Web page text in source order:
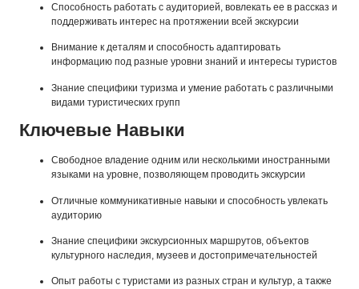
Способность работать с аудиторией, вовлекать ее в рассказ и
поддерживать интерес на протяжении всей экскурсии
Внимание к деталям и способность адаптировать
информацию под разные уровни знаний и интересы туристов
Знание специфики туризма и умение работать с различными
видами туристических групп
Ключевые Навыки
Свободное владение одним или несколькими иностранными
языками на уровне, позволяющем проводить экскурсии
Отличные коммуникативные навыки и способность увлекать
аудиторию
Знание специфики экскурсионных маршрутов, объектов
культурного наследия, музеев и достопримечательностей
Опыт работы с туристами из разных стран и культур, а также